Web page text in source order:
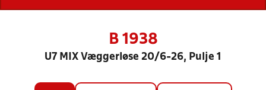
B 1938
U7 MIX Væggerløse 20/6-26, Pulje 1